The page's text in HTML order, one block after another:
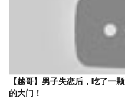
【越哥】男子失恋后，吃了一
的大门！